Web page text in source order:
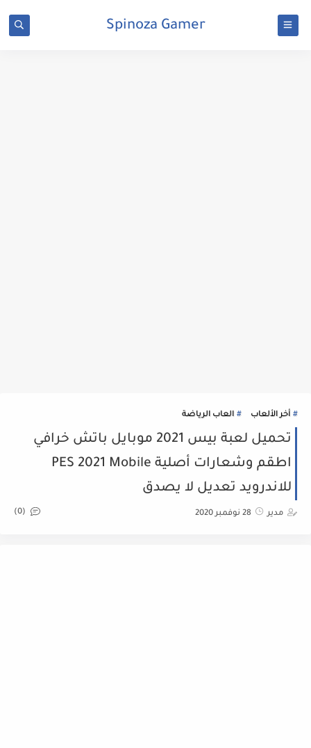
Spinoza Gamer
أخر الألعاب العاب الرياضة
تحميل لعبة بيس 2021 موبايل باتش خرافي
اطقم وشعارات أصلية PES 2021 Mobile
للاندرويد تعديل لا يصدق
مدير 28 نوفمبر 2020 (0)